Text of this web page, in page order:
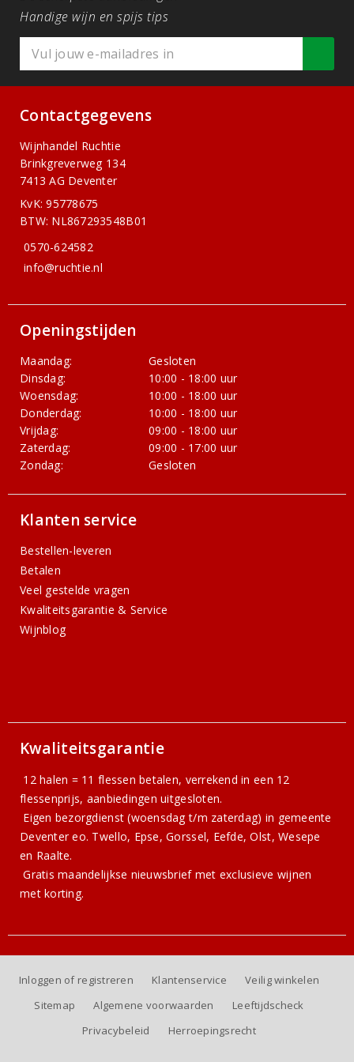
Handige wijn en spijs tips
Contactgegevens
Wijnhandel Ruchtie
Brinkgreverweg 134
7413 AG Deventer
KvK: 95778675
BTW: NL867293548B01
0570-624582
info@ruchtie.nl
Openingstijden
Maandag:
Gesloten
Dinsdag:
10:00 - 18:00 uur
Woensdag:
10:00 - 18:00 uur
Donderdag:
10:00 - 18:00 uur
Vrijdag:
09:00 - 18:00 uur
Zaterdag:
09:00 - 17:00 uur
Zondag:
Gesloten
Klanten service
Bestellen-leveren
Betalen
Veel gestelde vragen
Kwaliteitsgarantie & Service
Wijnblog
Kwaliteitsgarantie
12 halen = 11 flessen betalen, verrekend in een 12
flessenprijs, aanbiedingen uitgesloten.
Eigen bezorgdienst (woensdag t/m zaterdag) in gemeente
Deventer eo. Twello, Epse, Gorssel, Eefde, Olst, Wesepe
en Raalte.
Gratismaandelijkse nieuwsbriefmet exclusieve wijnen
met korting.
Inloggen of registreren Klantenservice
Veilig winkelen
Sitemap
Algemene voorwaarden
Leeftijdscheck
Privacybeleid
Herroepingsrecht